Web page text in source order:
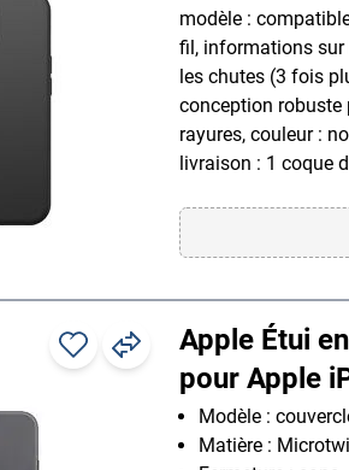
modèle :
fil, informations sur
les chutes (3 fois
conception robuste
rayures, couleur :
livraison : 1 coque
Apple Étui
pour Apple
Modèle :
Matière :